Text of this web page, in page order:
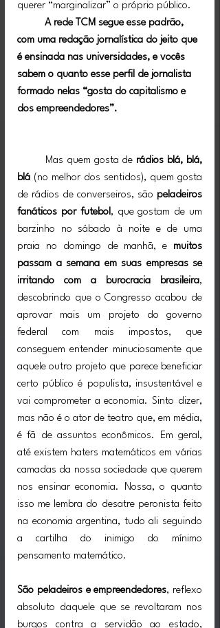
querer “marginalizar” o próprio público.
com uma redação jornalística do jeito que
é ensinada nas universidades, e vocês
sabem o quanto esse perfil de jornalista
formado nelas “gosta do capitalismo e
dos empreendedores”.
	Mas quem gosta de
rádios blá, blá,
blá (no melhor dos sentidos), quem gosta
de rádios de converseiros, são peladeiros
fanáticos por futebol, que gostam de um
barzinho no sábado à noite e de uma
praia no domingo de manhã, e muitos
passam a semana em suas empresas se
irritando com a burocracia brasileira,
descobrindo que o Congresso acabou de
aprovar mais um projeto do governo
federal com mais impostos, que
conseguem entender minuciosamente que
aquele outro projeto que parece beneficiar
certo público é populista, insustentável e
vai comprometer a economia. Sinto dizer,
mas não é o ator de teatro que, em média,
é fã de assuntos econômicos. Em geral,
até existem haters matemáticos em várias
camadas da nossa sociedade que querem
nos ensinar economia. Nossa, o quanto
isso me lembra do desatre peronista feito
na economia argentina, tudo ali seguindo
a cartilha do inimigo do mínimo
pensamento matemático.
São peladeiros e empreendedores, reflexo
absoluto daquele que se revoltaram nos
burgos contra a servidão ao estado,